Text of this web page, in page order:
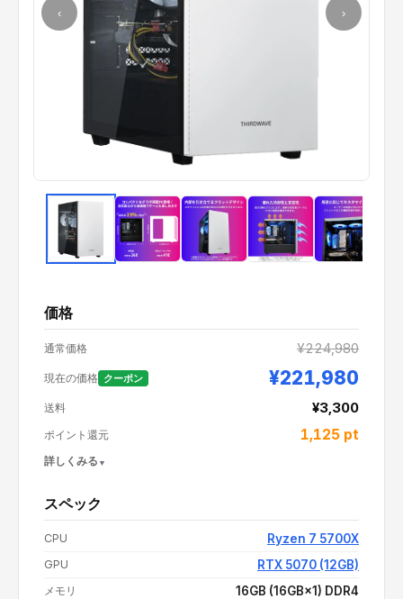
‹ ›
価格
通常価格 ¥224,980
現在の価格 クーポン ¥221,980
送料 ¥3,300
ポイント還元 1,125 pt
詳しくみる
買い替え応援 3,000円OFF COUPON
支払い額（値引き・送料込み） ¥225,280
スペック
CPU Ryzen 7 5700X
GPU RTX 5070 (12GB)
メモリ 16GB (16GB×1) DDR4